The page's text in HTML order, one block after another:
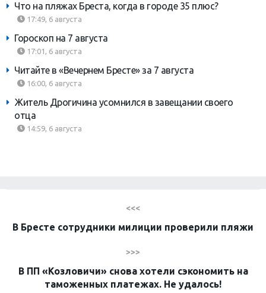
Что на пляжах Бреста, когда в городе 35 плюс?
17:49, 6 августа
Гороскоп на 7 августа
17:01, 6 августа
Читайте в «Вечернем Бресте» за 7 августа
16:00, 6 августа
Житель Дрогичина усомнился в завещании своего
отца
14:59, 6 августа
<<<
В Бресте сотрудники милиции проверили пляжи
>>>
В ПП «Козловичи» снова хотели сэкономить на
таможенных платежах. Не удалось!